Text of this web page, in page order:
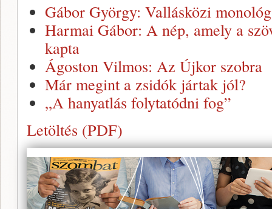
Gábor György: Vallásközi monológ
Harmai Gábor: A nép, amely a
kapta
Ágoston Vilmos: Az Újkor szobra
Már megint a zsidók jártak jól?
„A hanyatlás folytatódni fog”
Letöltés (PDF)